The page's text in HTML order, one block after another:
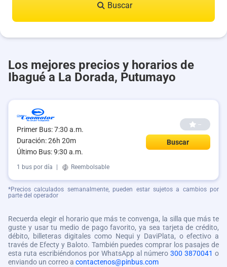
Buscar
Los mejores precios y horarios de
Ibagué a La Dorada, Putumayo
Primer Bus: 7:30 a.m.
Duración: 26h 20m
Último Bus: 9:30 a.m.
--
Buscar
1 bus por día Reembolsable
*Precios calculados semanalmente, pueden estar sujetos a cambios por
parte del operador
Recuerda elegir el horario que más te convenga, la silla que más te
guste y usar tu medio de pago favorito, ya sea tarjeta de crédito,
débito, billeteras digitales como Nequi y DaviPlata, o efectivo a
través de Efecty y Baloto. También puedes comprar los pasajes de
esta ruta escribiéndonos por WhatsApp al número 300 3870041 o
enviando un correo a contactenos@pinbus.com